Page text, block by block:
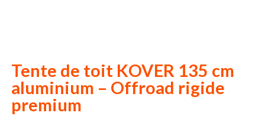
Tente de toit KOVER 135 cm
aluminium – Offroad rigide
premium